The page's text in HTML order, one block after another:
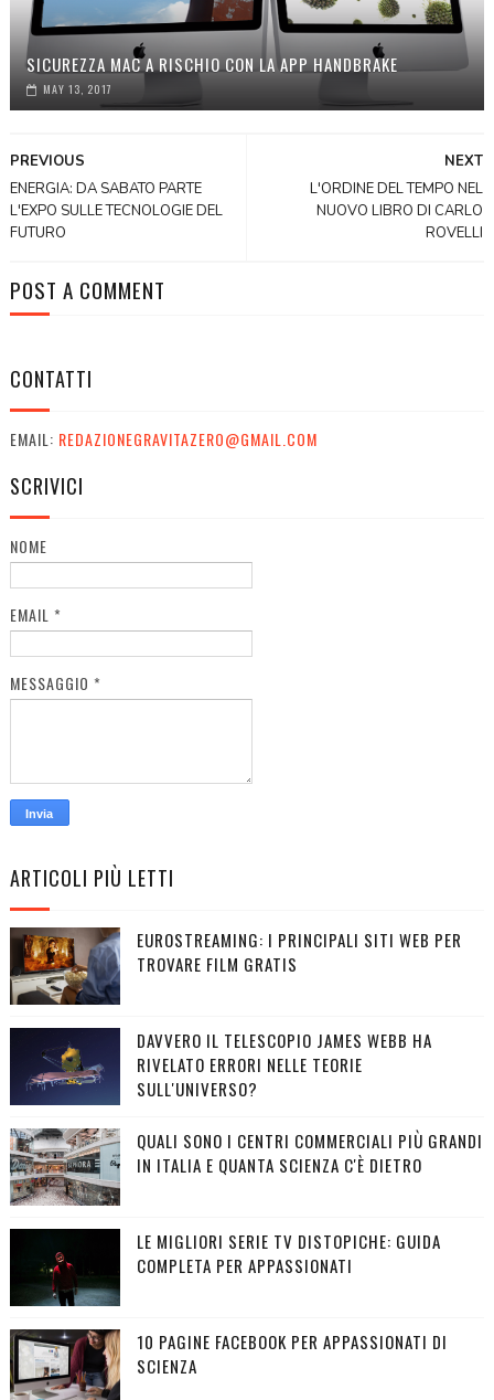
SICUREZZA MAC A RISCHIO CON LA APP HANDBRAKE
MAY 13, 2017
NEXT
L'ORDINE DEL TEMPO NEL
NUOVO LIBRO DI CARLO
ROVELLI
PREVIOUS
ENERGIA: DA SABATO PARTE
L'EXPO SULLE TECNOLOGIE DEL
FUTURO
POST A COMMENT
CONTATTI
EMAIL: REDAZIONEGRAVITAZERO@GMAIL.COM
SCRIVICI
NOME
EMAIL *
MESSAGGIO *
ARTICOLI PIÙ LETTI
EUROSTREAMING: I PRINCIPALI SITI WEB PER
TROVARE FILM GRATIS
DAVVERO IL TELESCOPIO JAMES WEBB HA
RIVELATO ERRORI NELLE TEORIE
SULL'UNIVERSO?
QUALI SONO I CENTRI COMMERCIALI PIÙ GRANDI
IN ITALIA E QUANTA SCIENZA C'È DIETRO
LE MIGLIORI SERIE TV DISTOPICHE: GUIDA
COMPLETA PER APPASSIONATI
10 PAGINE FACEBOOK PER APPASSIONATI DI
SCIENZA